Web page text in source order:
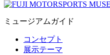
ミュージアムガイド
コンセプト
展示テーマ